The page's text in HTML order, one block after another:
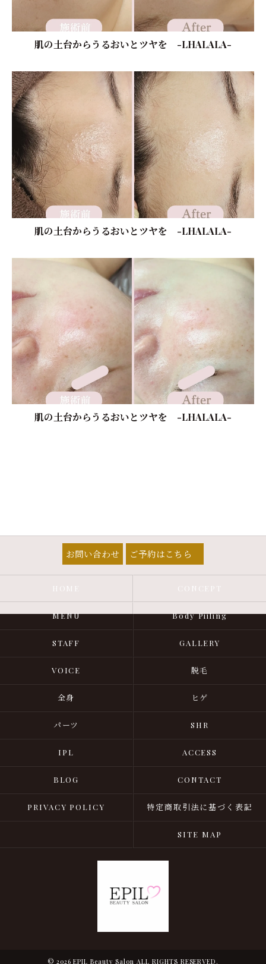
肌の土台からうるおいとツヤを -LHALALA-
肌の土台からうるおいとツヤを -LHALALA-
肌の土台からうるおいとツヤを -LHALALA-
お問い合わせ ご予約はこちら
HOME CONCEPT
MENU Body Piiling
STAFF GALLERY
VOICE 脱毛
全身 ヒゲ
パーツ SHR
IPL ACCESS
BLOG CONTACT
PRIVACY POLICY 特定商取引法に基づく表記
SITE MAP
© 2026 EPIL Beauty Salon ALL RIGHTS RESERVED.